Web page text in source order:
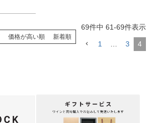
価格が高い順 新着順
69件中 61-69件表示
1 3 4